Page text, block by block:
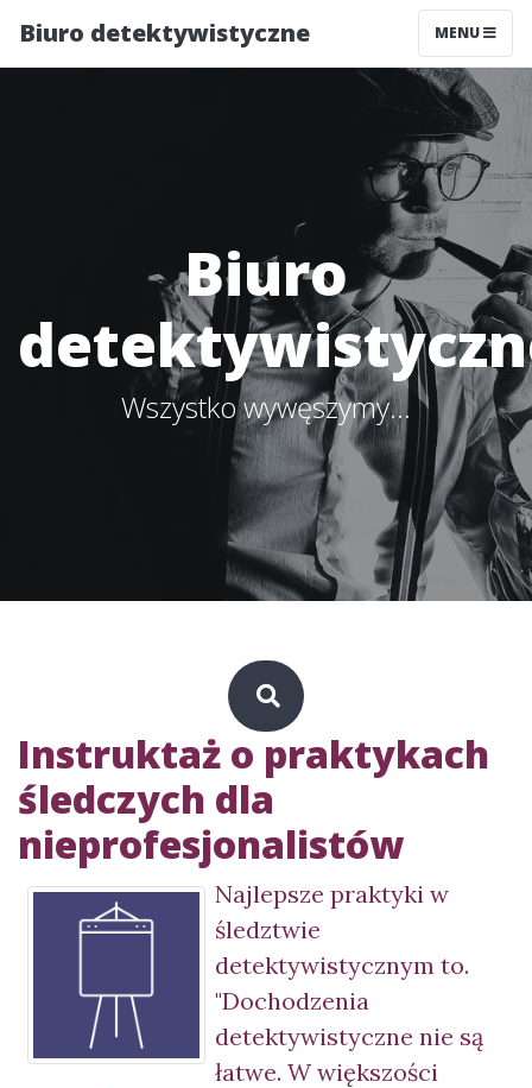
Biuro detektywistyczne MENU
Biuro
Wszystko wywęszymy...
Instruktaż o praktykach
śledczych dla
nieprofesjonalistów
Najlepsze praktyki w
śledztwie
detektywistycznym to.
"Dochodzenia
detektywistyczne nie są
łatwe. W większości